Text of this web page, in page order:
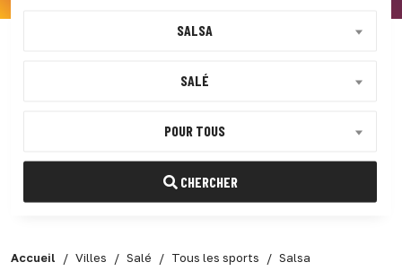
SALSA
SALÉ
POUR TOUS
CHERCHER
Accueil Villes Salé Tous les sports Salsa